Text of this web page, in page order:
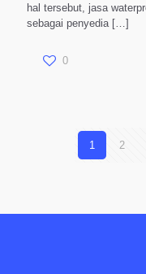
hal tersebut, jasa
sebagai penyedia[…]
0
1 2